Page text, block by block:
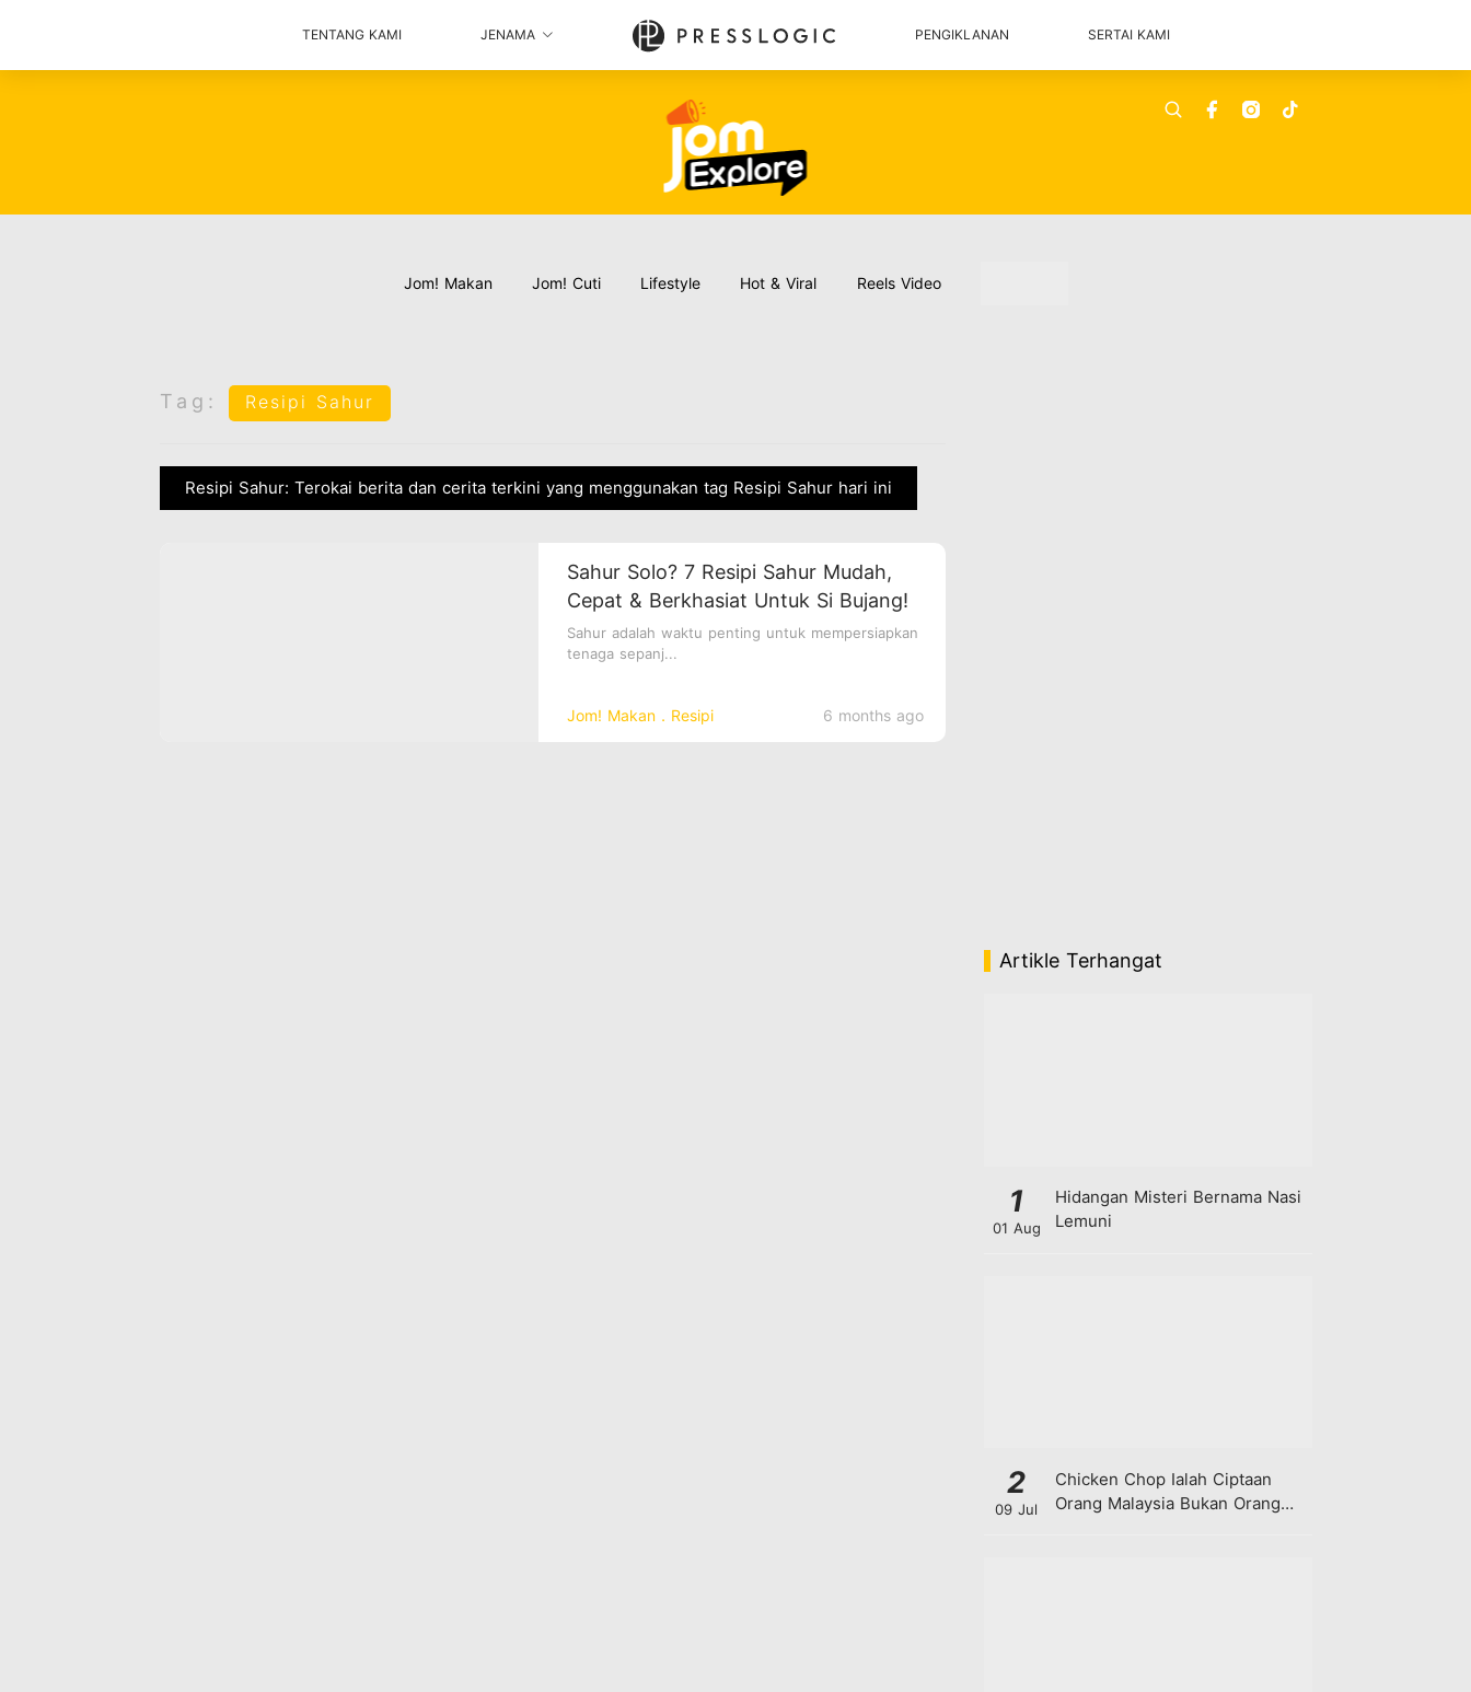
TENTANG KAMI JENAMA PENGIKLANAN SERTAI KAMI
Jom! Makan Jom! Cuti Lifestyle Hot & Viral Reels Video
Tag: Resipi Sahur
Resipi Sahur: Terokai berita dan cerita terkini yang menggunakan tag Resipi Sahur hari ini
Jom! Makan．Resipi 6 months ago
Sahur Solo? 7 Resipi Sahur Mudah,
Cepat & Berkhasiat Untuk Si Bujang!
Sahur adalah waktu penting untuk mempersiapkan
tenaga sepanj...
Artikle Terhangat
1
01 Aug
Hidangan Misteri Bernama Nasi
Lemuni
2
09 Jul
Chicken Chop Ialah Ciptaan
Orang Malaysia Bukan Orang